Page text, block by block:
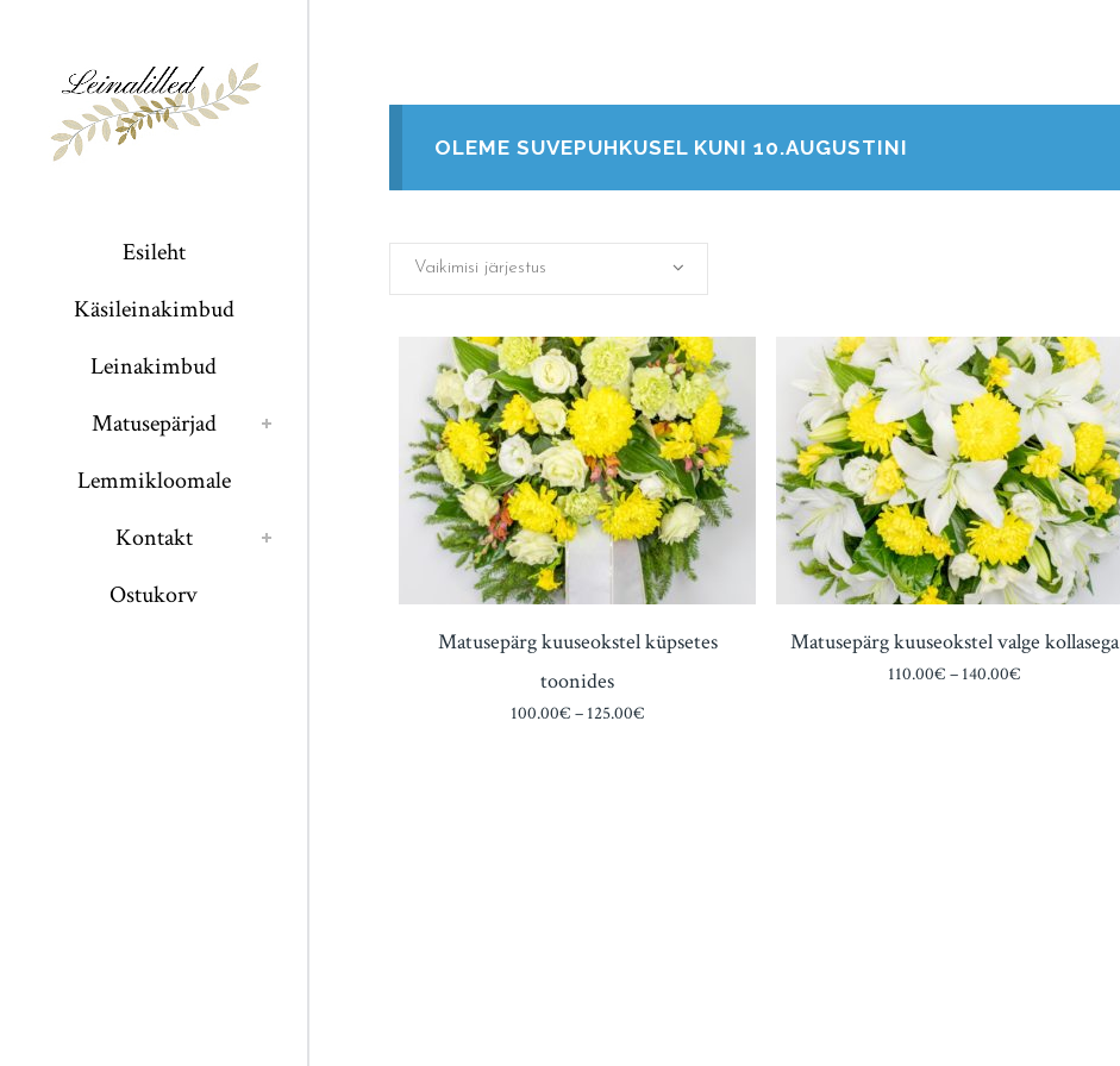
Esileht
Käsileinakimbud
Leinakimbud
Matusepärjad
Lemmikloomale
Kontakt
Ostukorv
OLEME SUVEPUHKUSEL KUNI 10.AUGUSTINI
Vaikimisi järjestus
Matusepärg kuuseokstel küpsetes
toonides
100.00€ – 125.00€Price
Matusepärg kuuseokstel valge kollasega
110.00€ – 140.00€Price